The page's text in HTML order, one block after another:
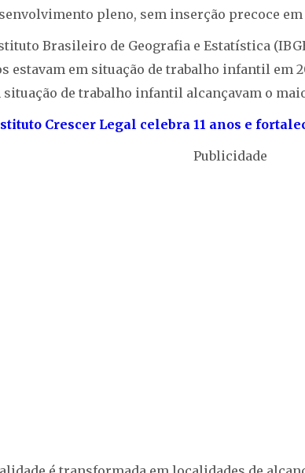
pleno, sem inserção precoce
Brasileiro de Geografia e Estatística
estavam em situação de trabalho infantil em
situação de trabalho infantil alcançavam o
Crescer Legal celebra 11 anos e
Publicidade